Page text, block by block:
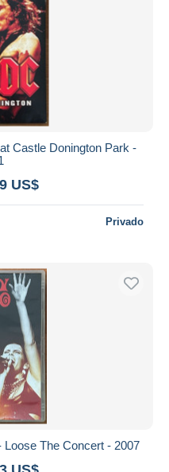
Castle Donington Park -
US$
Privado
The Concert - 2007